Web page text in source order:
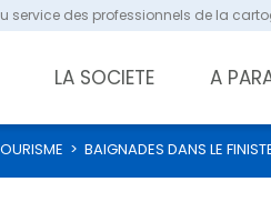
au service des professionnels de la
LA SOCIETE A
> BAIGNADES DANS LE